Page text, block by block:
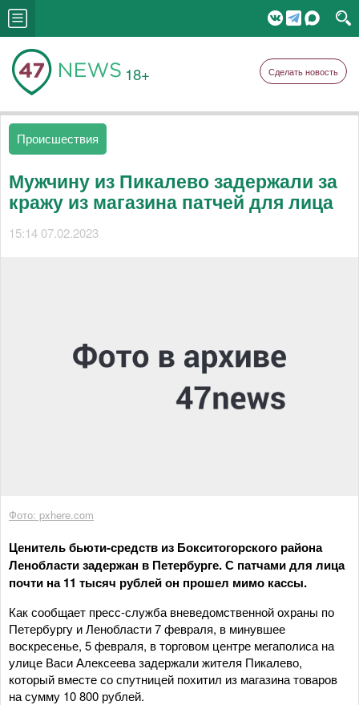
18+ Сделать новость
Происшествия
Мужчину из Пикалево задержали за
кражу из магазина патчей для лица
15:14 07.02.2023
Фото: pxhere.com
Ценитель бьюти-средств из Бокситогорского района
Ленобласти задержан в Петербурге. С патчами для лица
почти на 11 тысяч рублей он прошел мимо кассы.
Как сообщает пресс-служба вневедомственной охраны по
Петербургу и Ленобласти 7 февраля, в минувшее
воскресенье, 5 февраля, в торговом центре мегаполиса на
улице Васи Алексеева задержали жителя Пикалево,
который вместе со спутницей похитил из магазина товаров
на сумму 10 800 рублей.